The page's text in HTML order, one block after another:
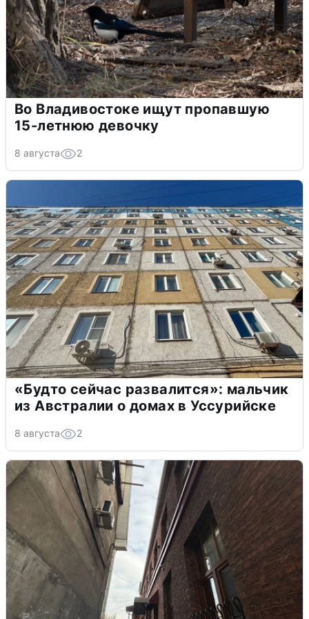
Во Владивостоке ищут пропавшую
15-летнюю девочку
8 августа 2
«Будто сейчас развалится»: мальчик
из Австралии о домах в Уссурийске
8 августа 2